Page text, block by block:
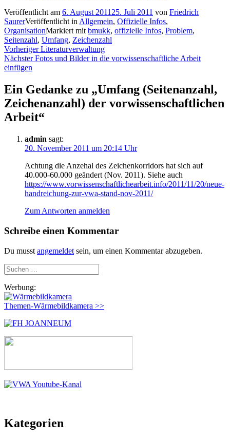
Veröffentlicht am 6. August 2011 25. Juli 2011 von Friedrich
SaurerVeröffentlicht in Allgemein, Offizielle Infos,
OrganisationMarkiert mit bmukk, offizielle Infos, Problem,
Seitenzahl, Umfang, Zeichenzahl
Beitragsnavigation
Vorheriger Vorheriger
Beitrag:
Literaturverwaltung
Nächster Nächster
Fotos und Bilder in die vorwissenschaftliche Arbeit
einfügen
Ein Gedanke zu „Umfang (Seitenanzahl,
Zeichenanzahl) der vorwissenschaftlichen
Arbeit“
admin sagt:
20. November 2011 um 20:14 Uhr
Achtung die Anzehal des Zeichenkorridors hat sich auf
40.000-60.000 geändert (Nov. 2011). Siehe auch
https://www.vorwissenschaftlichearbeit.info/2011/11/20/neue-
handreichung-zur-vwa-stand-nov-2011/
Zum Antworten anmelden
Schreibe einen Kommentar
Du musst angemeldet sein, um einen Kommentar abzugeben.
Suchen
nach:
Werbung:
Themen-Wärmebildkamera >>
Kategorien